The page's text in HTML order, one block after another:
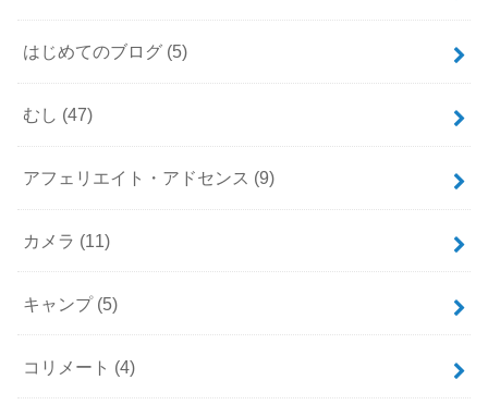
はじめてのブログ (5)
むし (47)
アフェリエイト・アドセンス (9)
カメラ (11)
キャンプ (5)
コリメート (4)